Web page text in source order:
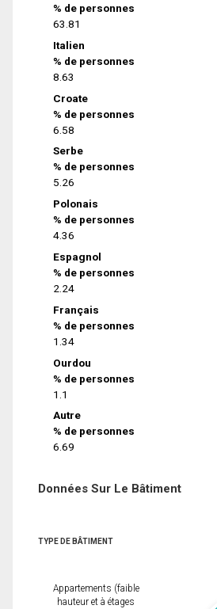
% de personnes
63.81
Italien
% de personnes
8.63
Croate
% de personnes
6.58
Serbe
% de personnes
5.26
Polonais
% de personnes
4.36
Espagnol
% de personnes
2.24
Français
% de personnes
1.34
Ourdou
% de personnes
1.1
Autre
% de personnes
6.69
Données Sur Le Bâtiment
TYPE DE BÂTIMENT
Appartements (faible
hauteur et à étages